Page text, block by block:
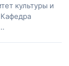
культуры и